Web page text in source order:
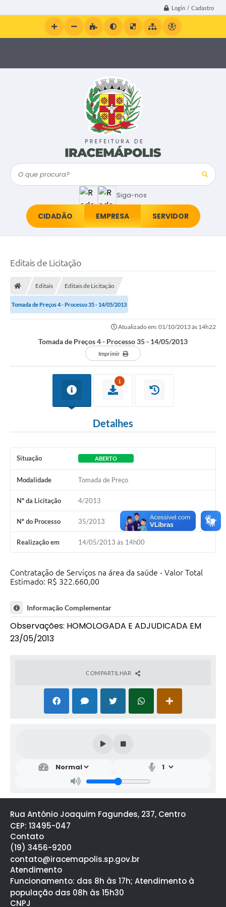
Login / Cadastro
Siga-nos
O que procura?
CIDADÃO EMPRESA SERVIDOR
Editais de Licitação
Editais Editais de Licitação
Tomada de Preços 4 - Processo 35 - 14/05/2013
Atualizado em: 01/10/2013 às 14h22
Tomada de Preços 4 - Processo 35 - 14/05/2013
Imprimir
1
Detalhes
Situação ABERTO
Modalidade Tomada de Preço
Nº da Licitação 4/2013
Nº do Processo 35/2013
Realização em 14/05/2013 às 14h00
Contratação de Serviços na área da saúde - Valor Total
Estimado: R$ 322.660,00
Informação Complementar
Observações: HOMOLOGADA E ADJUDICADA EM
23/05/2013
COMPARTILHAR
Rua Antônio Joaquim Fagundes, 237, Centro
CEP: 13495-047
Contato
(19) 3456-9200
contato@iracemapolis.sp.gov.br
Atendimento
Funcionamento: das 8h às 17h; Atendimento à
população das 08h às 15h30
CNPJ